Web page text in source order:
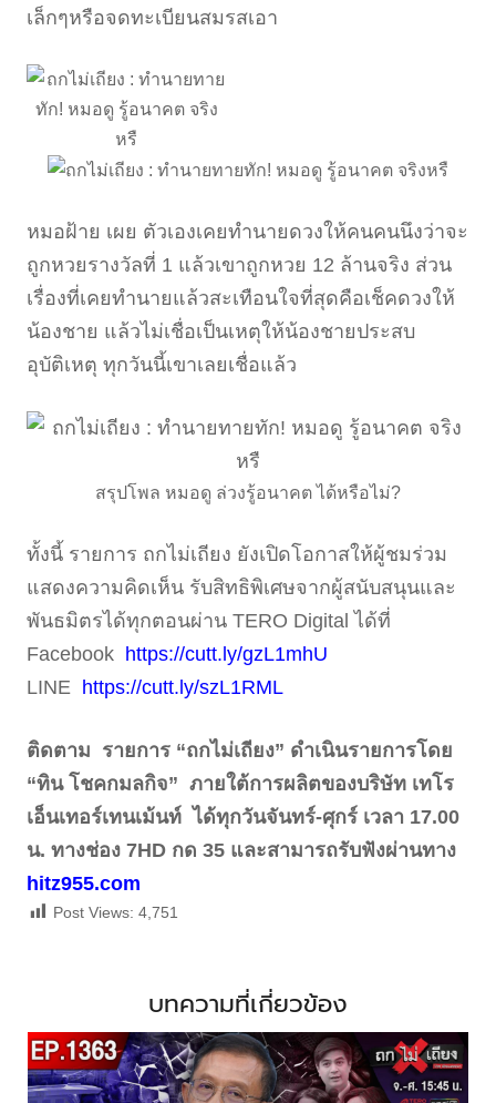
เล็กๆหรือจดทะเบียนสมรสเอา
หมอฝ้าย เผย ตัวเองเคยทำนายดวงให้คนคนนึงว่าจะ
ถูกหวยรางวัลที่ 1 แล้วเขาถูกหวย 12 ล้านจริง ส่วน
เรื่องที่เคยทำนายแล้วสะเทือนใจที่สุดคือเช็คดวงให้
น้องชาย แล้วไม่เชื่อเป็นเหตุให้น้องชายประสบ
อุบัติเหตุ ทุกวันนี้เขาเลยเชื่อแล้ว
สรุปโพล หมอดู ล่วงรู้อนาคต ได้หรือไม่?
ทั้งนี้ รายการ ถกไม่เถียง ยังเปิดโอกาสให้ผู้ชมร่วม
แสดงความคิดเห็น รับสิทธิพิเศษจากผู้สนับสนุนและ
พันธมิตรได้ทุกตอนผ่าน TERO Digital ได้ที่
Facebook https://cutt.ly/gzL1mhU
LINE https://cutt.ly/szL1RML
ติดตาม รายการ “ถกไม่เถียง” ดำเนินรายการโดย
“ทิน โชคกมลกิจ” ภายใต้การผลิตของบริษัท เทโร
เอ็นเทอร์เทนเม้นท์ ได้ทุกวันจันทร์-ศุกร์ เวลา 17.00
น. ทางช่อง 7HD กด 35 และสามารถรับฟังผ่านทาง
hitz955.com
Post Views: 4,751
บทความที่เกี่ยวข้อง